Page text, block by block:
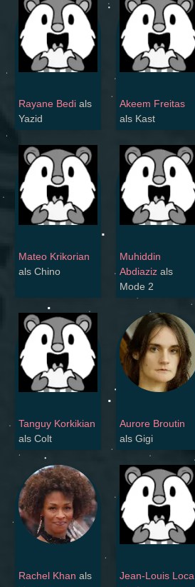
Rayane Bedi als
Yazid
Akeem Freitas
als Kast
Mateo Krikorian
als Chino
Muhiddin
Abdiaziz als
Mode 2
Tanguy Korkikian
als Colt
Aurore Broutin
als Gigi
Rachel Khan als
Jean-Louis Loca